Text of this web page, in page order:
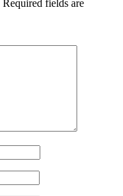
Required fields are